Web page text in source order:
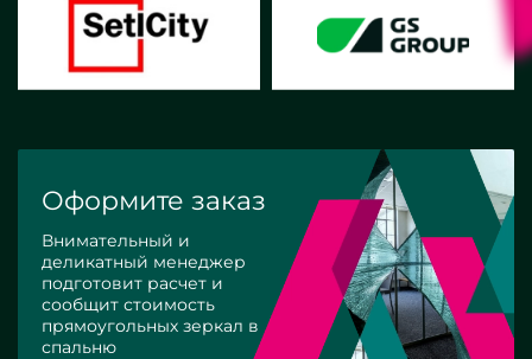
Оформите заказ
Внимательный и
деликатный менеджер
подготовит расчет и
сообщит стоимость
прямоугольных зеркал в
спальню